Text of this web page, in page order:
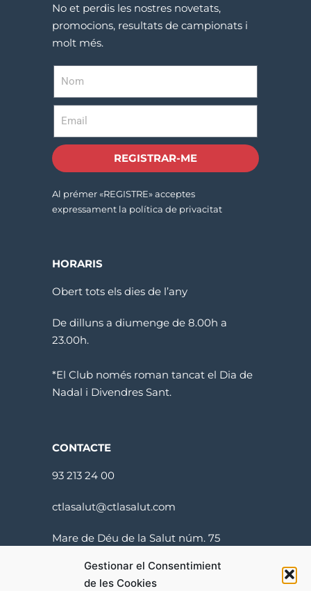
Gestionar el Consentimient
de les Cookies
No et perdis les nostres novetats,
promocions, resultats de campionats i
molt més.
REGISTRAR-ME
Al prémer «REGISTRE» acceptes
expressament la política de privacitat
HORARIS
Obert tots els dies de l’any
De dilluns a diumenge de 8.00h a
23.00h.
*El Club només roman tancat el Dia de
Nadal i Divendres Sant.
CONTACTE
93 213 24 00
ctlasalut@ctlasalut.com
Mare de Déu de la Salut núm. 75